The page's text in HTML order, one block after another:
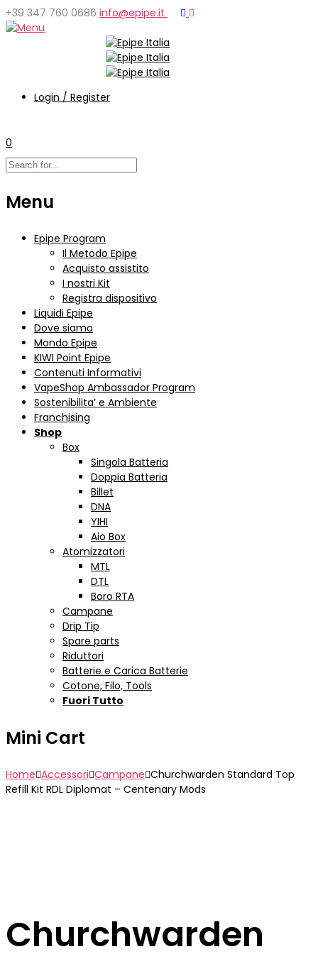
+39 347 760 0686 info@epipe.it
Login / Register
0
Menu
Epipe Program
Il Metodo Epipe
Acquisto assistito
I nostri Kit
Registra dispositivo
Liquidi Epipe
Dove siamo
Mondo Epipe
KIWI Point Epipe
Contenuti Informativi
VapeShop Ambassador Program
Sostenibilita’ e Ambiente
Franchising
Shop
Box
Singola Batteria
Doppia Batteria
Billet
DNA
YIHI
Aio Box
Atomizzatori
MTL
DTL
Boro RTA
Campane
Drip Tip
Spare parts
Riduttori
Batterie e Carica Batterie
Cotone, Filo, Tools
Fuori Tutto
Mini Cart
Home Accessori Campane Churchwarden Standard Top
Refill Kit RDL Diplomat – Centenary Mods
Churchwarden